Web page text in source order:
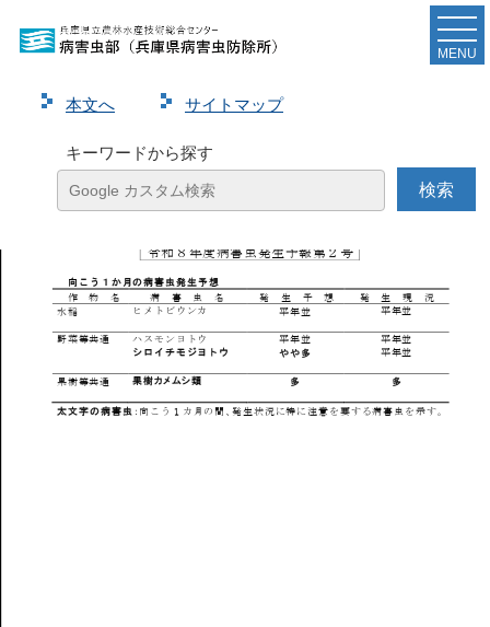
本⽂へ サイトマップ
キーワードから探す
MENU
令和８年度病害虫発生予報第２号を発表しました。